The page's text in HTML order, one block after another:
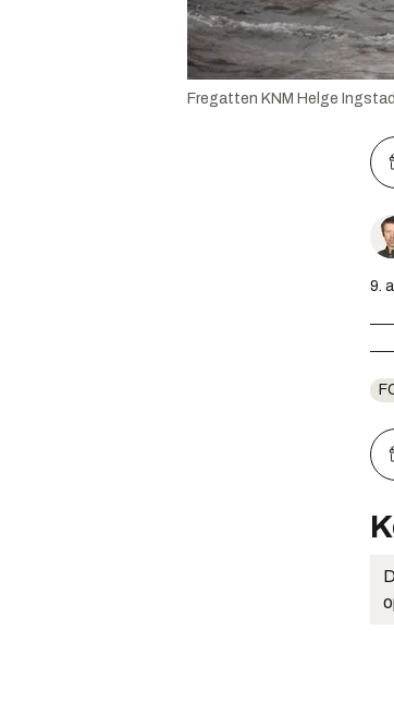
Fregatten KNM Helge
9.